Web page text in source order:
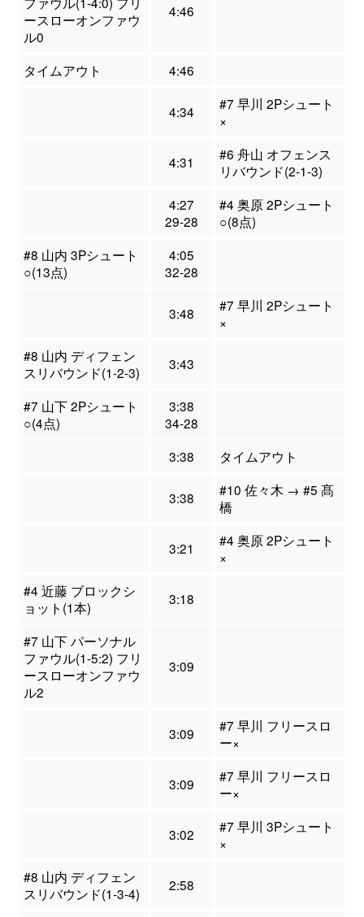
ースローオンファウ
ル0
4:46
タイムアウト 4:46
4:34
#7 早川 2Pシュート
×
4:31
#6 舟山 オフェンス
リバウンド(2-1-3)
4:27
29-28
#4 奥原 2Pシュート
○(8点)
#8 山内 3Pシュート
○(13点)
4:05
32-28
3:48
#7 早川 2Pシュート
×
#8 山内 ディフェン
スリバウンド(1-2-3)
3:43
#7 山下 2Pシュート
○(4点)
3:38
34-28
3:38
タイムアウト
3:38
#10 佐々木 → #5 髙
橋
3:21
#4 奥原 2Pシュート
×
#4 近藤 ブロックシ
ョット(1本)
3:18
#7 山下 パーソナル
ファウル(1-5:2) フリ
ースローオンファウ
ル2
3:09
3:09
#7 早川 フリースロ
ー×
3:09
#7 早川 フリースロ
ー×
3:02
#7 早川 3Pシュート
×
#8 山内 ディフェン
スリバウンド(1-3-4)
2:58